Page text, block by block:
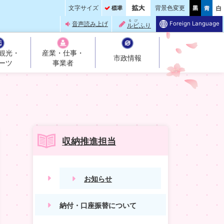
文字サイズ 背景色変更
音声読み上げ ルビ
るび
ふり Foreign Language
光・
ツ
産業・仕事・
事業者
市政情報
収納推進担当
お知らせ
納付・口座振替について